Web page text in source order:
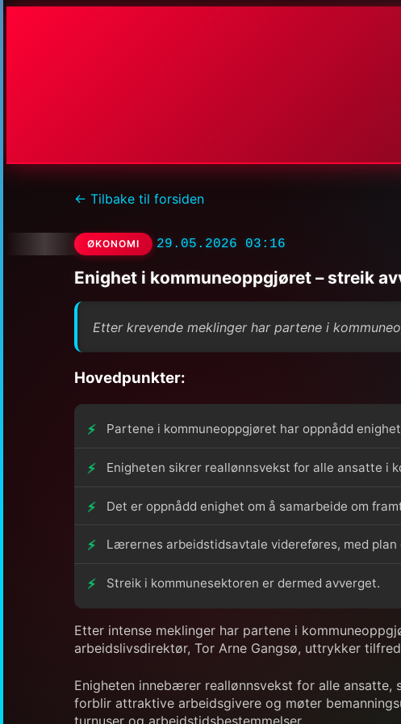
← Tilbake til forsiden
ØKONOMI 29.05.2026 03:16
Enighet i kommuneoppgjøret – streik
Etter krevende meklinger har partene i
Hovedpunkter:
Partene i kommuneoppgjøret har oppnådd
Enigheten sikrer reallønnsvekst for alle ansatte i
Det er oppnådd enighet om å samarbeide om
Lærernes arbeidstidsavtale videreføres, med plan
Streik i kommunesektoren er dermed avverget.
Etter intense meklinger har partene i
arbeidslivsdirektør, Tor Arne Gangsø, uttrykker
Enigheten innebærer reallønnsvekst for alle
forblir attraktive arbeidsgivere og møter
turnuser og arbeidstidsbestemmelser.